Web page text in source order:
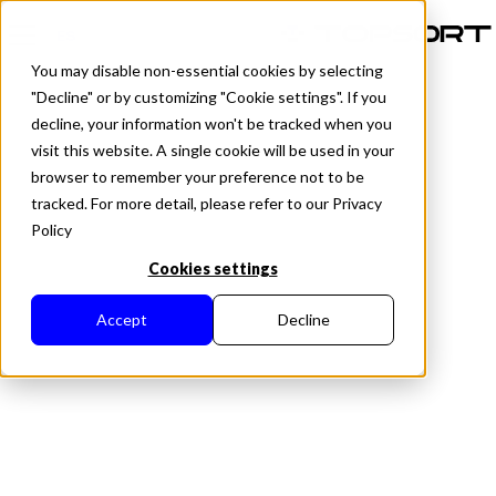
You may disable non-essential cookies by selecting
"Decline" or by customizing "Cookie settings". If you
decline, your information won't be tracked when you
visit this website. A single cookie will be used in your
browser to remember your preference not to be
tracked. For more detail, please refer to our Privacy
Policy
Cookies settings
Accept Decline
Desarrollador Topsort
Día 2025
— Aspectos destacados y
Repeticiones